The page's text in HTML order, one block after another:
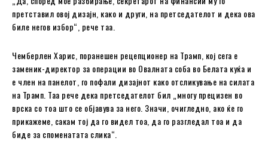
претставил овој дизајн, како и други, на претседателот и дека ова
биле негов избор“, рече таа.
Чемберлен Харис, поранешен рецепционер на Трамп, кој сега е
заменик-директор за операции во Овалната соба во Белата куќа и
е член на панелот, го пофали дизајнот како отсликување на силата
на Трамп. Таа рече дека претседателот бил „многу прецизен во
врска со тоа што се објавува за него. Значи, очигледно, ако ќе го
прикажеме, сакам тој да го видел тоа, да го разгледал тоа и да
биде за споменатата слика“.